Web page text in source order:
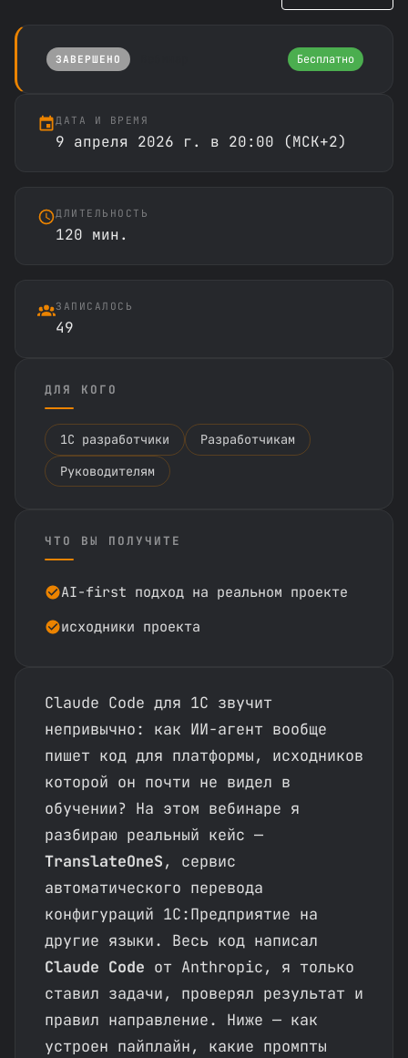
ЗАВЕРШЕНО Бесплатно
ДАТА И ВРЕМЯ
9 апреля 2026 г. в 20:00 (МСК+2)
ДЛИТЕЛЬНОСТЬ
120 мин.
ЗАПИСАЛОСЬ
49
ДЛЯ КОГО
1С разработчики
Разработчикам
Руководителям
ЧТО ВЫ ПОЛУЧИТЕ
AI-first подход на реальном проекте
исходники проекта
Claude Code для 1С звучит
непривычно: как ИИ-агент вообще
пишет код для платформы, исходников
которой он почти не видел в
обучении? На этом вебинаре я
разбираю реальный кейс —
TranslateOneS, сервис
автоматического перевода
конфигураций 1С:Предприятие на
другие языки. Весь код написал
Claude Code от Anthropic, я только
ставил задачи, проверял результат и
правил направление. Ниже — как
устроен пайплайн, какие промпты